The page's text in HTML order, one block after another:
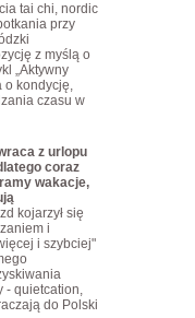
tai chi, nordic
przy
z myślą o
„Aktywny
o kondycję,
czasu w
z urlopu
coraz
wakacje,
kojarzył się
i
i szybciej"
- quietcation,
do Polski